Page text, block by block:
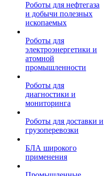
Роботы для нефтегаза
и добычи полезных
ископаемых
Роботы для
электроэнергетики и
атомной
промышленности
Роботы для
диагностики и
мониторинга
Роботы для доставки и
грузоперевозки
БЛА широкого
применения